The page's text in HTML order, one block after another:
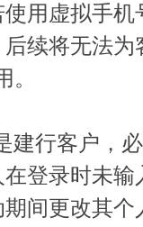
用虚拟手
续将无法
建行客户，
登录时未
间更改其